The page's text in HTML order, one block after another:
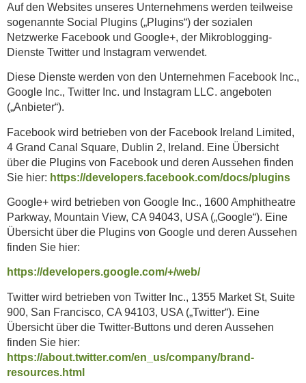
Auf den Websites unseres Unternehmens werden teilweise
sogenannte Social Plugins („Plugins“) der sozialen
Netzwerke Facebook und Google+, der Mikroblogging-
Dienste Twitter und Instagram verwendet.
Diese Dienste werden von den Unternehmen Facebook Inc.,
Google Inc., Twitter Inc. und Instagram LLC. angeboten
(„Anbieter“).
Facebook wird betrieben von der Facebook Ireland Limited,
4 Grand Canal Square, Dublin 2, Ireland. Eine Übersicht
über die Plugins von Facebook und deren Aussehen finden
Sie hier: https://developers.facebook.com/docs/plugins
Google+ wird betrieben von Google Inc., 1600 Amphitheatre
Parkway, Mountain View, CA 94043, USA („Google“). Eine
Übersicht über die Plugins von Google und deren Aussehen
finden Sie hier:
https://developers.google.com/+/web/
Twitter wird betrieben von Twitter Inc., 1355 Market St, Suite
900, San Francisco, CA 94103, USA („Twitter“). Eine
Übersicht über die Twitter-Buttons und deren Aussehen
finden Sie hier:
https://about.twitter.com/en_us/company/brand-
resources.html